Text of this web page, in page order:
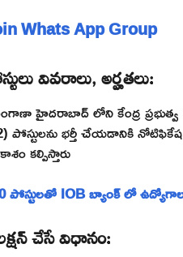
Whats App Group
వివరాలు, అర్హతలు:
హైదరాబాద్ లోని కేంద్ర
పోస్టులను భర్తీ చేయడానికి
కల్పిస్తారు
పోస్టులతో IOB బ్యాంక్ లో
చేసే విధానం: